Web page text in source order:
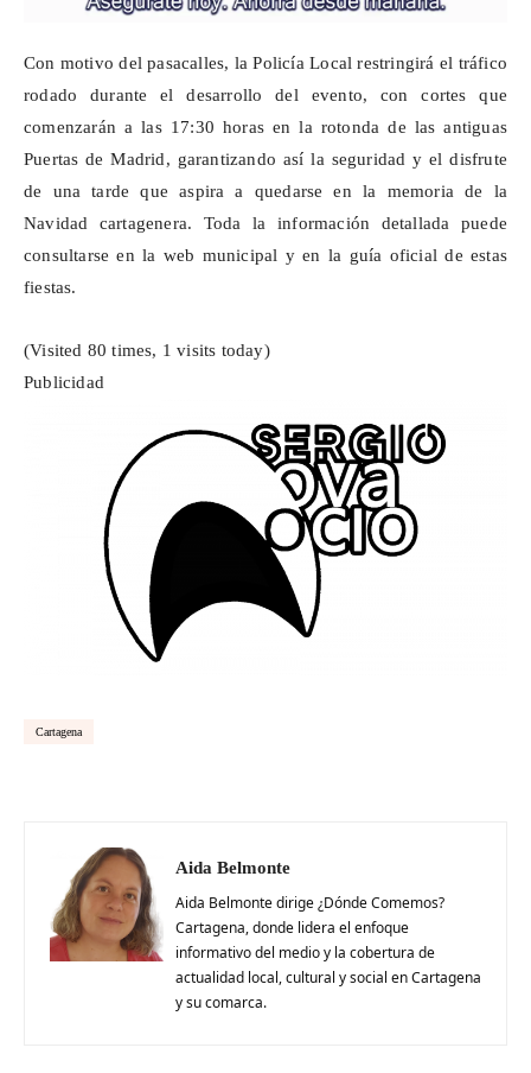
Con motivodel pasacalles, la Policía Local restringirá el tráfico
rodado durante el desarrollo del evento, con cortes que
comenzarán a las 17:30 horas en la rotonda de las antiguas
Puertas de Madrid, garantizando así la seguridad y el disfrute
de una tarde que aspira a quedarse en la memoria de la
Navidad cartagenera. Toda la información detallada puede
consultarse en la web municipal y en la guía oficial de estas
fiestas.
(Visited 80 times, 1 visits today)
Publicidad
Cartagena
Aida Belmonte
Aida Belmonte dirige ¿Dónde Comemos?
Cartagena, donde lidera el enfoque
informativo del medio y la cobertura de
actualidad local, cultural y social en Cartagena
y su comarca.